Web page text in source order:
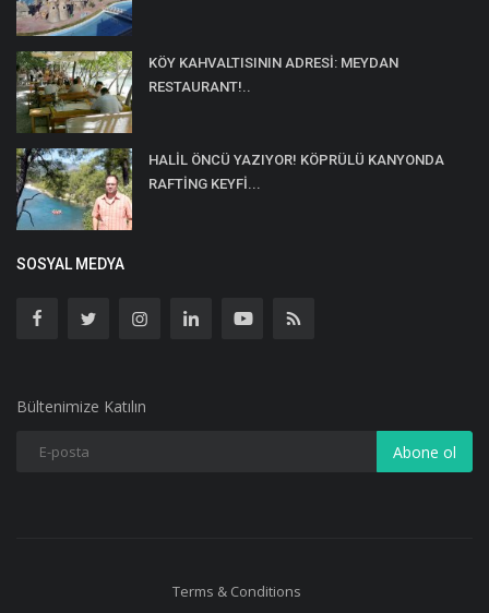
KÖY KAHVALTISININ ADRESİ: MEYDAN
RESTAURANT!..
HALİL ÖNCÜ YAZIYOR! KÖPRÜLÜ KANYONDA
RAFTİNG KEYFİ...
SOSYAL MEDYA
Bültenimize Katılın
Abone ol
Terms & Conditions